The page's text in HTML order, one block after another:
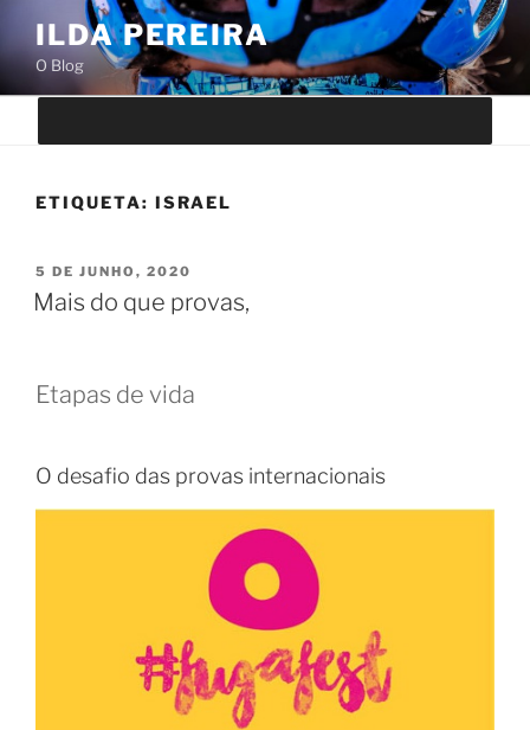
o
conteúdo
ILDA PEREIRA
O Blog
ETIQUETA: ISRAEL
PUBLICADO
EM
5 DE JUNHO, 2020
Mais do que provas,
Etapas de vida
O desafio das provas internacionais